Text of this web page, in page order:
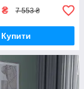
₴ 7 553 ₴
Купити